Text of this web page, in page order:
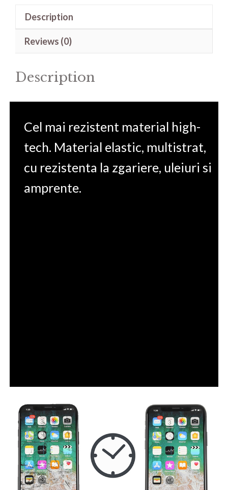
Description
Reviews (0)
Description
Cel mai rezistent material high-
tech. Material elastic, multistrat,
cu rezistenta la zgariere, uleiuri si
amprente.